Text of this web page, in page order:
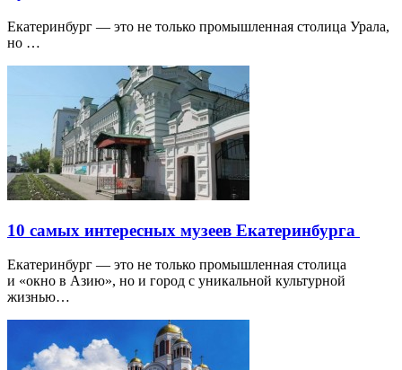
Екатеринбург — это не только промышленная столица Урала,
но …
10 самых интересных музеев Екатеринбурга
Екатеринбург — это не только промышленная столица
и «окно в Азию», но и город с уникальной культурной
жизнью…